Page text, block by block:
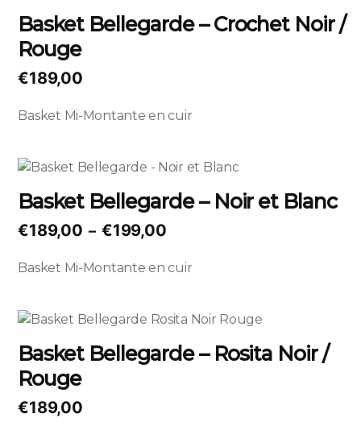
sur
la
page
du
produit
Basket Bellegarde – Crochet Noir /
Rouge
€189,00
Basket Mi-Montante en cuir
a
plusieurs
Les
peuvent
choisies
la
page
du
produit
Basket Bellegarde – Noir et Blanc
€189,00 – €199,00Plage
prix :
à
Basket Mi-Montante en cuir
Ce
a
plusieurs
variations.
Les
être
sur
la
page
du
Basket Bellegarde – Rosita Noir /
Rouge
€189,00
Ce
a
plusieurs
Les